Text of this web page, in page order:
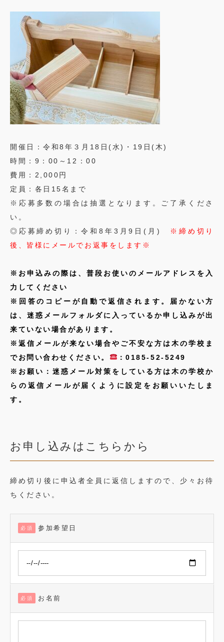
開催日：令和8年３月18日(水)・19日(木)
時間：9：00～12：00
費用：2,000円
定員：各日15名まで
※応募多数の場合は抽選となります。ご了承くださ
い。
◎応募締め切り：令和8年3月9日(月)
※締め切り
後、皆様にメールでお返事をします※
※お申込みの際は、普段お使いのメールアドレスを入
力してください
※回答のコピーが自動で返信されます。届かない方
は、迷惑メールフォルダに入っているか申し込みが出
来ていない場合があります。
※返信メールが来ない場合やご不安な方は木の学校ま
でお問い合わせください。
：0185-52-5249
※お願い：迷惑メール対策をしている方は木の学校か
らの返信メールが届くように設定をお願いいたしま
す。
お申し込みはこちらから
締め切り後に申込者全員に返信しますので、少々お待
ちください。
必須 参加希望日
必須 お名前